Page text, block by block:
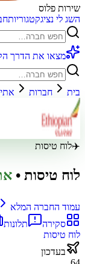
שירות פלוס
השג לי נציגקטגוריות
מצאו את הדרך
בית חברות
✈️לוח טיסות
לוח טיסות •
עמוד החברה המלא
סקירה
תלונות
לוח טיסות
בעדכון